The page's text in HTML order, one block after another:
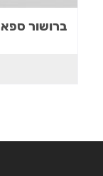
ברושור ספא